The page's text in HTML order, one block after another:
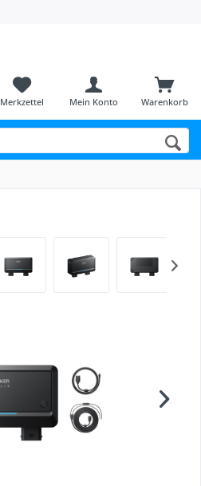
Warenkorb
Merkzettel Mein Konto